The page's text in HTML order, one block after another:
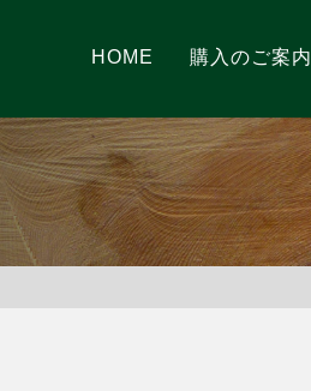
HOME 購入のご案内